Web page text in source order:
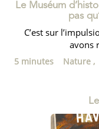
Le Muséum
pas
C’est sur
avons
5 minutes Nature ,